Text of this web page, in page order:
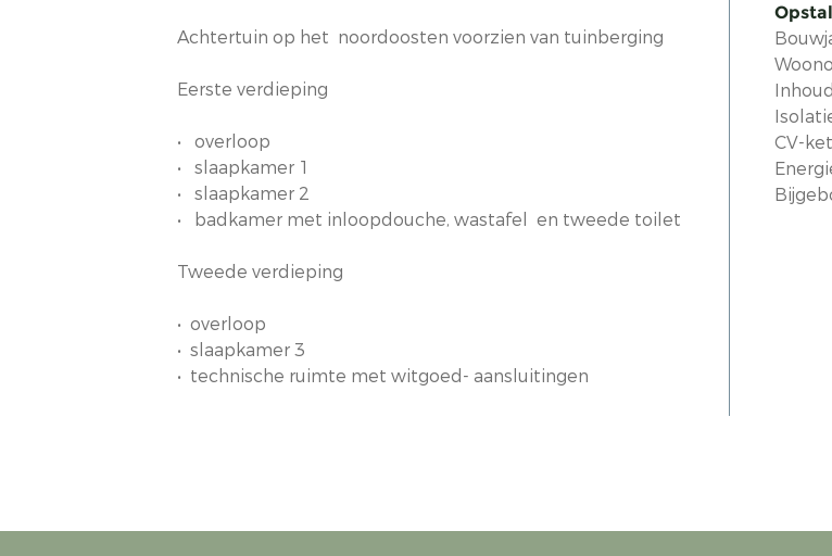
Achtertuin op het noordoosten voorzien van tuinberging
Eerste verdieping
• overloop
• slaapkamer 1
• slaapkamer 2
• badkamer met inloopdouche, wastafel en tweede toilet
Tweede verdieping
• overloop
• slaapkamer 3
• technische ruimte met witgoed- aansluitingen
Inhoud
CV-